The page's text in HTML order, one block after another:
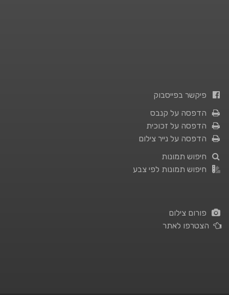
פיקשר בפייסבוק
הדפסה על קנבס
הדפסה על זכוכית
הדפסה על נייר צילום
חיפוש תמונות
חיפוש תמונות לפי צבע
פורום צילום
הצטרפו לאתר